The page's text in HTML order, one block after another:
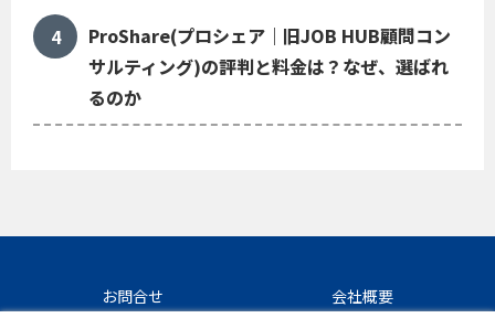
ProShare(プロシェア｜旧JOB HUB顧問コン
サルティング)の評判と料金は？なぜ、選ばれ
るのか
お問合せ 会社概要